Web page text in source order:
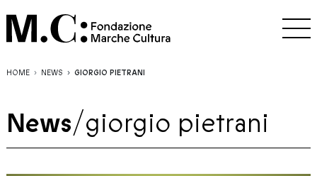
HOME NEWS GIORGIO PIETRANI
News/giorgio pietrani